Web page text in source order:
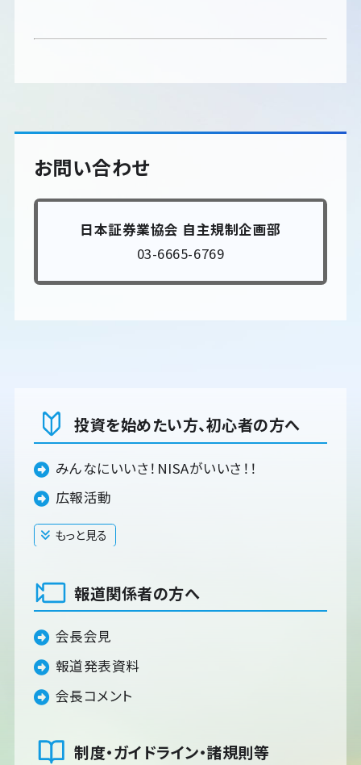
お問い合わせ
日本証券業協会 自主規制企画部
03-6665-6769
投資を始めたい方、初心者の方へ
みんなにいいさ！NISAがいいさ！！
広報活動
もっと見る
閉じる
報道関係者の方へ
会長会見
報道発表資料
会長コメント
制度・ガイドライン・諸規則等